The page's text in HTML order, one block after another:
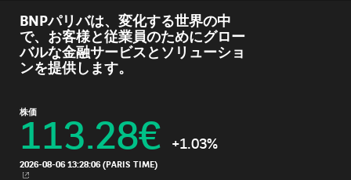
BNPパリバは、変化する世界の中
で、お客様と従業員のためにグロー
バルな金融サービスとソリューショ
ンを提供します。
株価
113.28€ +1.03%
2026-08-06 13:28:06(PARIS TIME)
新規ウィンドウ